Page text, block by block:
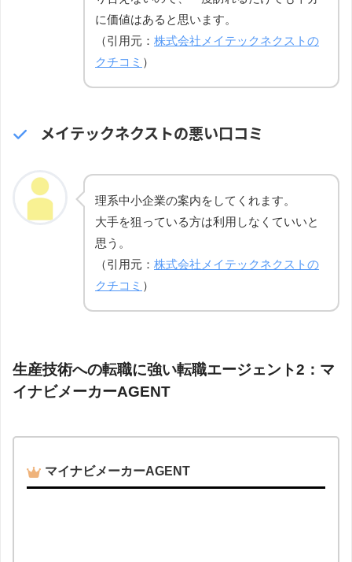
に価値はあると思います。
（引用元： 株式会社メイテックネクストの
クチコミ ）
メイテックネクストの悪い口コミ
理系中小企業の案内をしてくれます。
大手を狙っている方は利用しなくていいと
思う。
（引用元： 株式会社メイテックネクストの
クチコミ ）
生産技術への転職に強い転職エージェント2：マ
イナビメーカーAGENT
マイナビメーカーAGENT